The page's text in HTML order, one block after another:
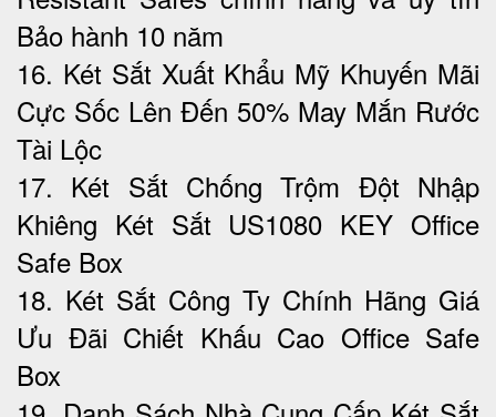
Bảo hành 10 năm
16. Két Sắt Xuất Khẩu Mỹ Khuyến Mãi
Cực Sốc Lên Đến 50%‎ May Mắn Rước
Tài Lộc
17. Két Sắt Chống Trộm Đột Nhập
Khiêng Két Sắt US1080 KEY Office
Safe Box
18. Két Sắt Công Ty Chính Hãng Giá
Ưu Đãi Chiết Khấu Cao Office Safe
Box